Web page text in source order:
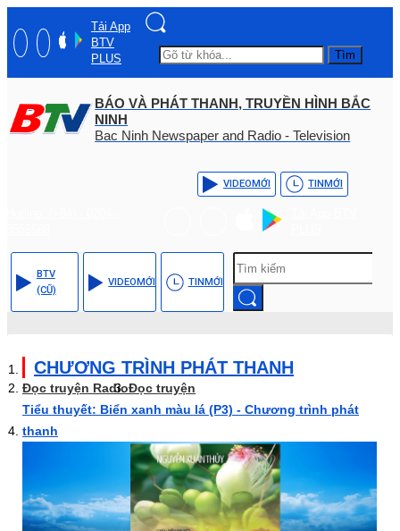
Tải App
BTV
PLUS
Tìm
BÁO VÀ PHÁT THANH, TRUYỀN HÌNH BẮC
NINH
Bac Ninh Newspaper and Radio - Television
VIDEOMỚI TINMỚI
BTV
(CŨ)
VIDEOMỚI TINMỚI
CHƯƠNG TRÌNH PHÁT THANH
Đọc truyện RadioĐọc truyện
Tiểu thuyết: Biển xanh màu lá (P3) - Chương trình phát
thanh